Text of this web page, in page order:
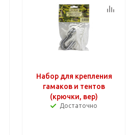
Набор для крепления
гамаков и тентов
(крючки, вер)
Достаточно